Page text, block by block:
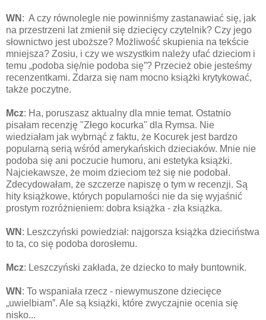
WN : A czy równolegle nie powinniśmy zastanawiać się, jak
na przestrzeni lat zmienił się dziecięcy czytelnik? Czy jego
słownictwo jest uboższe? Możliwość skupienia na tekście
mniejsza? Zosiu, i czy we wszystkim należy ufać dzieciom i
temu „podoba się/nie podoba się”? Przecież obie jesteśmy
recenzentkami. Zdarza się nam mocno książki krytykować,
także poczytne.
Mcz: Ha, poruszasz aktualny dla mnie temat. Ostatnio
pisałam recenzję "Złego kocurka" dla Rymsa. Nie
wiedziałam jak wybrnąć z faktu, że Kocurek jest bardzo
popularną serią wśród amerykańskich dzieciaków. Mnie nie
podoba się ani poczucie humoru, ani estetyka książki.
Najciekawsze, że moim dzieciom też się nie podobał.
Zdecydowałam, że szczerze napiszę o tym w recenzji. Są
hity książkowe, których popularności nie da się wyjaśnić
prostym rozróżnieniem: dobra książka - zła książka.
WN : Leszczyński powiedział: najgorsza książka dzieciństwa
to ta, co się podoba dorosłemu.
Mcz: Leszczyński zakłada, że dziecko to mały buntownik.
WN : To wspaniała rzecz - niewymuszone dziecięce
„uwielbiam”. Ale są książki, które zwyczajnie ocenia się
nisko...